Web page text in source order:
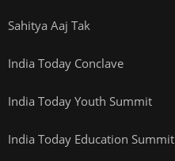
Sahitya Aaj Tak
India Today Conclave
India Today Youth Summit
India Today Education Summit